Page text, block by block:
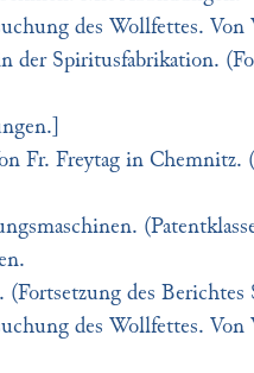
des Wollfettes. Von
der Spiritusfabrikation.
Fr. Freytag in Chemnitz.
(Fortsetzung des
des Wollfettes.